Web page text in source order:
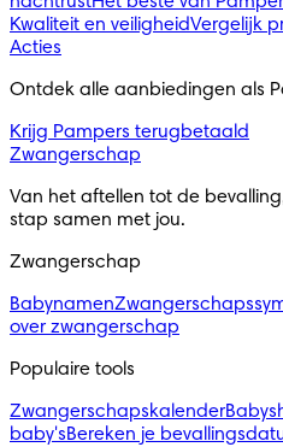
Kwaliteit en veiligheidVergelijk
Acties
Ontdek alle aanbiedingen als
Krijg Pampers terugbetaald
Zwangerschap
Van het aftellen tot de
stap samen met jou.
Zwangerschap
Babynamen
over zwangerschap
Populaire tools
Zwangerschapskalender
baby'sBereken je